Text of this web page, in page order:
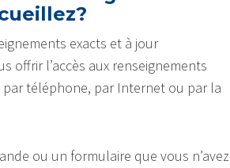
exacts et à jour
offrir l’accès aux renseignements
téléphone, par Internet ou par la
ou un formulaire que vous n’avez